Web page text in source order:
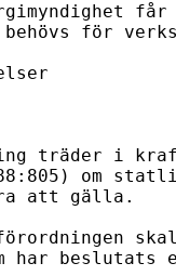
för
träder i
om
att gälla.
förordningen
har